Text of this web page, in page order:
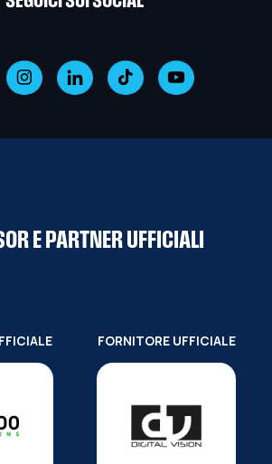
E PARTNER UFFICIALI
FORNITORE UFFICIALE